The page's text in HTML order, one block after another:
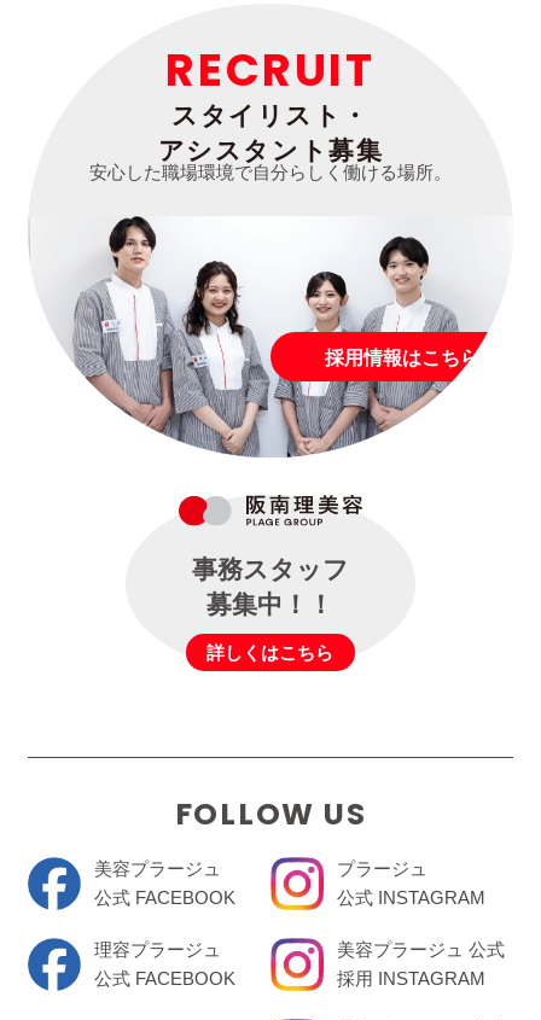
RECRUIT
スタイリスト・
アシスタント募集
安心した職場環境で自分らしく働ける場所。
採用情報はこちら
事務スタッフ
募集中！！
詳しくはこちら
FOLLOW US
美容プラージュ
公式 FACEBOOK
理容プラージュ
公式 FACEBOOK
プラージュ
公式 INSTAGRAM
美容プラージュ 公式
採用 INSTAGRAM